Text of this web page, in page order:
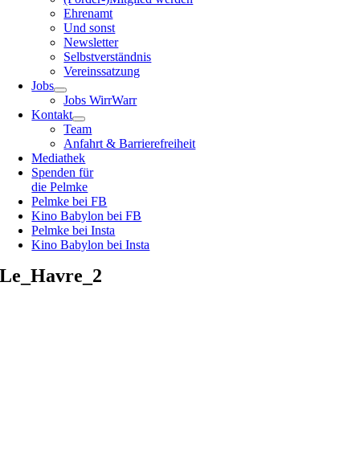
Ehrenamt
Und sonst
Newsletter
Selbstverständnis
Vereinssatzung
Jobs
Jobs WirrWarr
Kontakt
Team
Anfahrt & Barrierefreiheit
Mediathek
Spenden für
die Pelmke
Pelmke bei FB
Kino Babylon bei FB
Pelmke bei Insta
Kino Babylon bei Insta
Le_Havre_2